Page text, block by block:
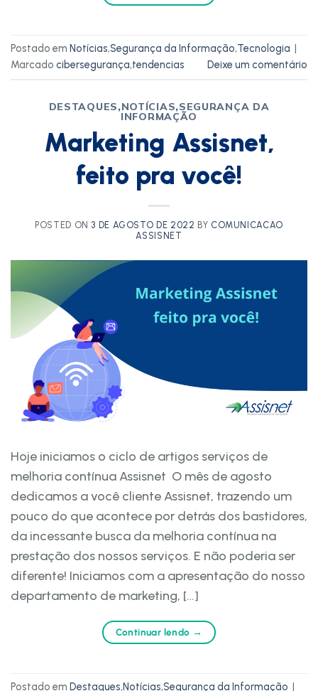
Postado em Notícias,Segurança da Informação,Tecnologia |
Marcado cibersegurança,tendencias Deixe um comentário
DESTAQUES,NOTÍCIAS,SEGURANÇA DA
INFORMAÇÃO
Marketing Assisnet,
feito pra você!
POSTED ON 3 DE AGOSTO DE 2022 BY COMUNICACAO
ASSISNET
Hoje iniciamos o ciclo de artigos serviços de
melhoria contínua Assisnet O mês de agosto
dedicamos a você cliente Assisnet, trazendo um
pouco do que acontece por detrás dos bastidores,
da incessante busca da melhoria contínua na
prestação dos nossos serviços. E não poderia ser
diferente! Iniciamos com a apresentação do nosso
departamento de marketing, […]
Continuar lendo →
Postado em Destaques,Notícias,Segurança da Informação |